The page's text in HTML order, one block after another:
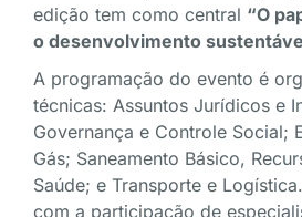
edição tem como central “O
o desenvolvimento
A programação do evento é
técnicas: Assuntos Jurídicos e
Governança e Controle Social;
Gás; Saneamento Básico,
Saúde; e Transporte e
com a participação de